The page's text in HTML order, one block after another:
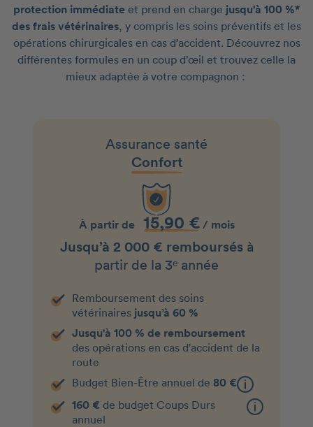
protection immédiate et prend en charge jusqu'à 100 %*
des frais vétérinaires, y compris les soins préventifs et les
opérations chirurgicales en cas d’accident. Découvrez nos
différentes formules en un coup d’œil et trouvez celle la
mieux adaptée à votre compagnon :
Assurance santé
Confort
À partir de 15,90 €/ mois
Jusqu’à 2 000 € remboursésà
partir de la 3ᵉ année
Remboursement des soins
vétérinaires jusqu’à 60 %
Jusqu'à 100 % de remboursement
des opérations en cas d'accident de la
route
Budget Bien-Être annuel de80 €
160 € de budget Coups Durs
annuel